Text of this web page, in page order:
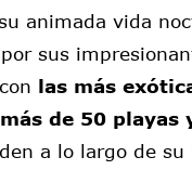
animada vida
sus
las más
más de 50 playas
a lo largo de su